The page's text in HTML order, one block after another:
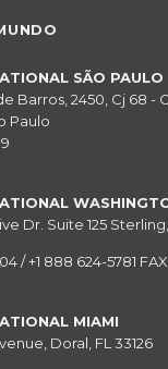
SÃO PAULO
Barros, 2450, Cj 68 -
Paulo
Dr. Suite 125
/ +1 888 624-5781
MIAMI
Doral, FL 33126